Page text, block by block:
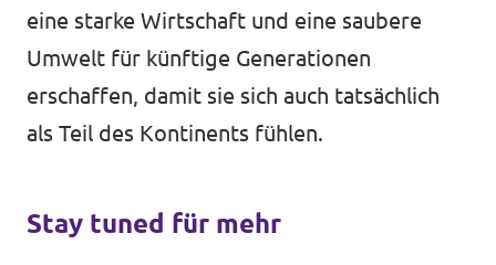
eine starke Wirtschaft und eine saubere
Umwelt für künftige Generationen
erschaffen, damit sie sich auch tatsächlich
als Teil des Kontinents fühlen.
Stay tuned für mehr